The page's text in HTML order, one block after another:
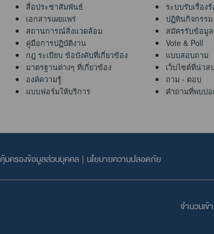
สื่อประชาสัมพันธ์
เอกสารเผยแพร่
สถานการณ์สิ่งแวดล้อม
คู่มือการปฏิบัติงาน
กฎ ระเบียบ ข้อบังคับที่เกี่ยวข้อง
มาตรฐานต่างๆ ที่เกี่ยวข้อง
องค์ความรู้
แบบฟอร์มให้บริการ
ระบบรับเรื่อง
ปฏิทินกิจกรรม
สมัครรับข้อมู
Vote & Poll
แบบสอบถาม
เว็บไซต์ที่น่าส
ถาม - ตอบ
คำถามที่พบบ่
มครองข้อมูลส่วนบุคคล | นโยบายความปลอดภัย
จำนวนเข้